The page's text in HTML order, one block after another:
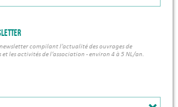
compilant l’actualité des ouvrages de
les activités de l’association - environ 4 à 5 NL/an.